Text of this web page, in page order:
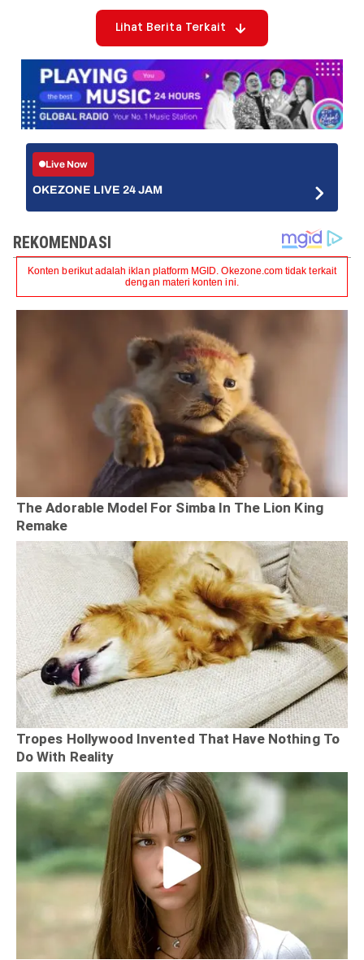
Lihat Berita Terkait
Live Now
OKEZONE LIVE 24 JAM